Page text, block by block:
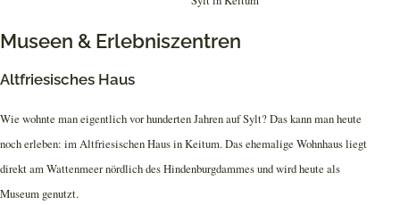
Museen & Erlebniszentren
Altfriesisches Haus
Wie wohnte man eigentlich vor hunderten Jahren auf Sylt? Das kann man heute
noch erleben: im Altfriesischen Haus in Keitum. Das ehemalige Wohnhaus liegt
direkt am Wattenmeer nördlich des Hindenburgdammes und wird heute als
Museum genutzt.